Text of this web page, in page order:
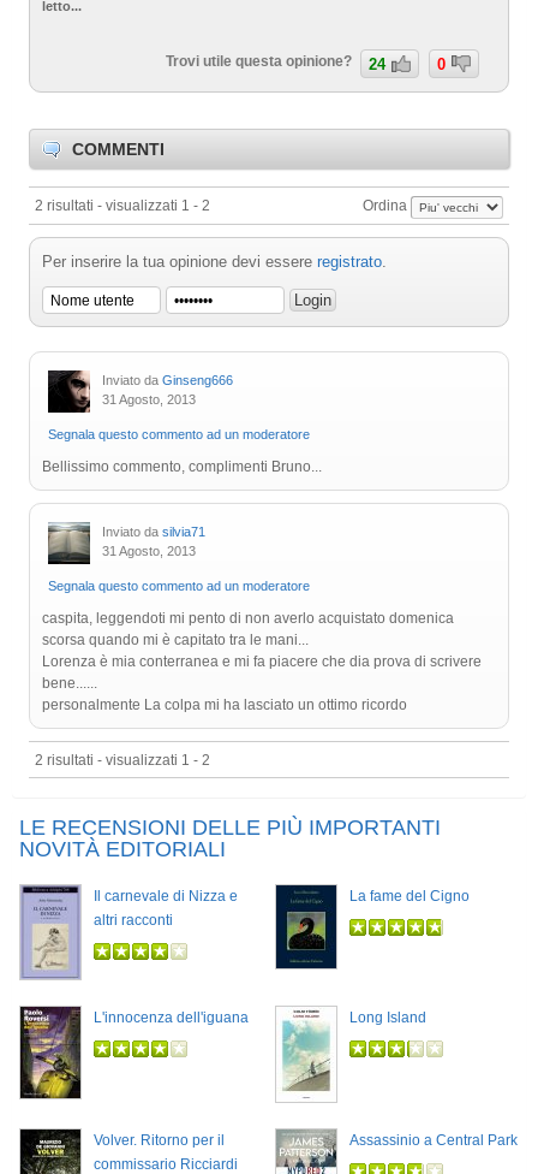
letto...
Trovi utile questa opinione? 24 0
COMMENTI
2 risultati - visualizzati 1 - 2 Ordina
Per inserire la tua opinione devi essere registrato.
Inviato da Ginseng666
31 Agosto, 2013
Segnala questo commento ad un moderatore
Bellissimo commento, complimenti Bruno...
Inviato da silvia71
31 Agosto, 2013
Segnala questo commento ad un moderatore
caspita, leggendoti mi pento di non averlo acquistato domenica
scorsa quando mi è capitato tra le mani...
Lorenza è mia conterranea e mi fa piacere che dia prova di scrivere
bene......
personalmente La colpa mi ha lasciato un ottimo ricordo
2 risultati - visualizzati 1 - 2
LE RECENSIONI DELLE PIÙ IMPORTANTI
NOVITÀ EDITORIALI
Il carnevale di Nizza e
altri racconti
La fame del Cigno
L'innocenza dell'iguana Long Island
Volver. Ritorno per il
commissario Ricciardi
Assassinio a Central Park